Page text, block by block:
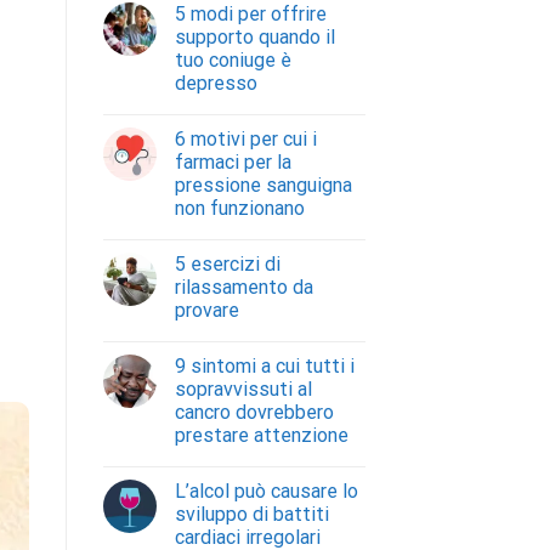
5 modi per offrire
supporto quando il
tuo coniuge è
depresso
6 motivi per cui i
farmaci per la
pressione sanguigna
non funzionano
5 esercizi di
rilassamento da
provare
9 sintomi a cui tutti i
sopravvissuti al
cancro dovrebbero
prestare attenzione
L’alcol può causare lo
sviluppo di battiti
cardiaci irregolari